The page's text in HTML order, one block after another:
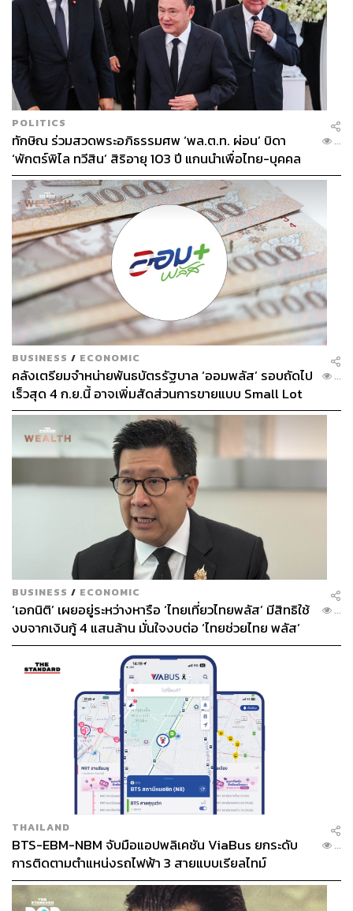
POLITICS
ทักษิณ ร่วมสวดพระอภิธรรมศพ ‘พล.ต.ท. ผ่อน’ บิดา
‘พักตร์พิไล ทวีสิน’ สิริอายุ 103 ปี แกนนำเพื่อไทย-บุคคล
หลากวงการร่วมอาลัย
...
BUSINESS / ECONOMIC
คลังเตรียมจำหน่ายพันธบัตรรัฐบาล ‘ออมพลัส’ รอบถัดไป
เร็วสุด 4 ก.ย.นี้ อาจเพิ่มสัดส่วนการขายแบบ Small Lot
First มากขึ้น
...
BUSINESS / ECONOMIC
‘เอกนิติ’ เผยอยู่ระหว่างหารือ ‘ไทยเที่ยวไทยพลัส’ มีสิทธิใช้
งบจากเงินกู้ 4 แสนล้าน มั่นใจงบต่อ ‘ไทยช่วยไทย พลัส’
เฟส 2 มีเพียงพอ
...
THAILAND
BTS-EBM-NBM จับมือแอปพลิเคชัน ViaBus ยกระดับ
การติดตามตำแหน่งรถไฟฟ้า 3 สายแบบเรียลไทม์
...